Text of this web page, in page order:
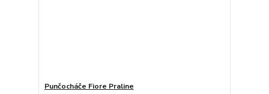
Punčocháče Fiore Praline